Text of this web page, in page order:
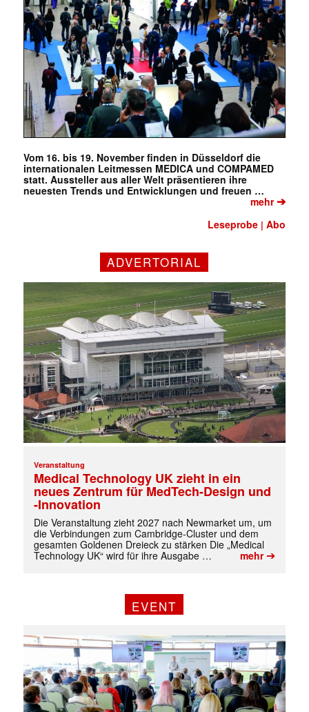
Vom 16. bis 19. November finden in Düsseldorf die
internationalen Leitmessen MEDICA und COMPAMED
statt. Aussteller aus aller Welt präsentieren ihre
neuesten Trends und Entwicklungen und freuen …
mehr➔
Leseprobe |Abo
ADVERTORIAL
Veranstaltung
Medical Technology UK zieht in ein
neues Zentrum für MedTech-Design und
-Innovation
Die Veranstaltung zieht 2027 nach Newmarket um, um
die Verbindungen zum Cambridge-Cluster und dem
gesamten Goldenen Dreieck zu stärken Die „Medical
Technology UK“ wird für ihre Ausgabe …
mehr➔
EVENT